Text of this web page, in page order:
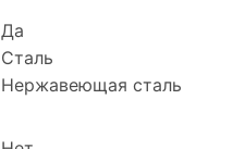
Да
Сталь
Нержавеющая сталь